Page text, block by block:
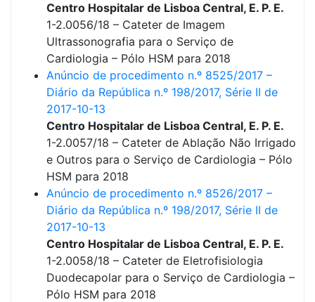
Centro Hospitalar de Lisboa Central, E. P. E.
1-2.0056/18 – Cateter de Imagem
Ultrassonografia para o Serviço de
Cardiologia – Pólo HSM para 2018
Anúncio de procedimento n.º 8525/2017 –
Diário da República n.º 198/2017, Série II de
2017-10-13
Centro Hospitalar de Lisboa Central, E. P. E.
1-2.0057/18 – Cateter de Ablação Não Irrigado
e Outros para o Serviço de Cardiologia – Pólo
HSM para 2018
Anúncio de procedimento n.º 8526/2017 –
Diário da República n.º 198/2017, Série II de
2017-10-13
Centro Hospitalar de Lisboa Central, E. P. E.
1-2.0058/18 – Cateter de Eletrofisiologia
Duodecapolar para o Serviço de Cardiologia –
Pólo HSM para 2018